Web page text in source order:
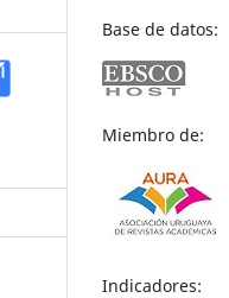
Base de datos:
Miembro de:
Indicadores: